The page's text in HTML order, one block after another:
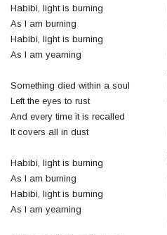
Habibi, light is burning
As I am burning
Habibi, light is burning
As I am yearning
Something died within a soul
Left the eyes to rust
And every time it is recalled
It covers all in dust
Habibi, light is burning
As I am burning
Habibi, light is burning
As I am yearning